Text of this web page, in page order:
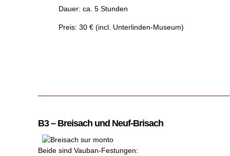
Dauer: ca. 5 Stunden
Preis: 30 € (incl. Unterlinden-Museum)
B3 – Breisach und Neuf-Brisach
Beide sind Vauban-Festungen: